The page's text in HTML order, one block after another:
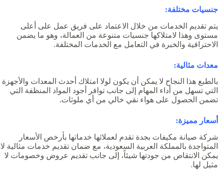
جنسيات مختلفة:
يتم تقديم الخدمات من خلال الاعتماد على فريق عمل على أعلى
مستوى وهذا لامتلاكها جنسيات متنوعة من العمالة، وهو ما يضمن
الاحترافية والخبرة في التعامل مع الخدمات المختلفة.
معدات مثالية:
بالطبع هذا النجاح لا يمكن أن يكون لولا امتلاك أحدث المعدات والأجهزة
التي تسهل من أداء المهام إلى جانب توافر أجود المواد المنظفة التي
تضمن الحصول على هواء نقي خالي من أي ملوثات.
أسعار مميزة:
شركة صيانة مكيفات بجدة تقدم لعملائها خدماتها بأرخص الأسعار
المتواجدة بالمملكة العربية السعودية، مع ضمان تقديم خدمات مثالية لا
يمكن الانتقاص من جودتها شيئاً، إلى جانب تقديم عروض وخصومات لا
مثيل لها.